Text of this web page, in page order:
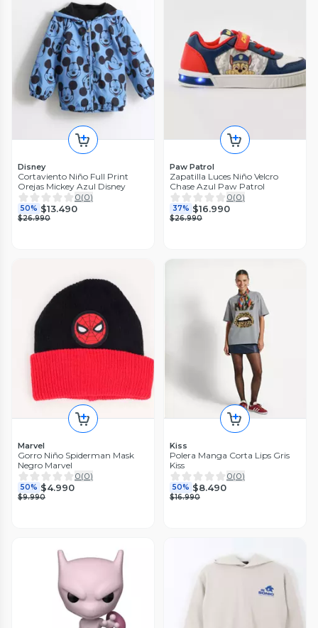
Disney
Cortaviento Niño Full Print
Orejas Mickey Azul Disney
0(0)
50% $13.490
$26.990
Paw Patrol
Zapatilla Luces Niño Velcro
Chase Azul Paw Patrol
0(0)
37% $16.990
$26.990
Marvel
Gorro Niño Spiderman Mask
Negro Marvel
0(0)
50% $4.990
$9.990
Kiss
Polera Manga Corta Lips Gris
Kiss
0(0)
50% $8.490
$16.990